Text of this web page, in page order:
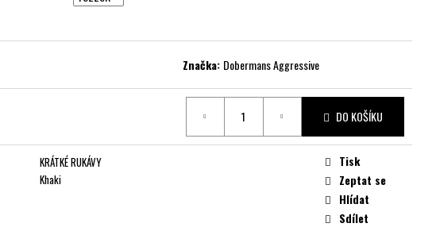
Značka: Dobermans Aggressive
DO KOŠÍKU
KRÁTKÉ RUKÁVY
Khaki
Tisk
Zeptat se
Hlídat
Sdílet